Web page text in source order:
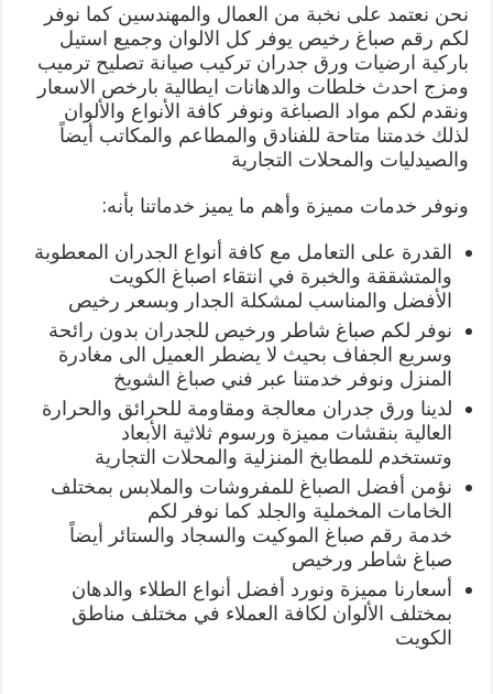
نحن نعتمد على نخبة من العمال والمهندسين كما نوفر
لكم رقم صباغ رخيص يوفر كل الالوان وجميع استيل
باركية ارضيات ورق جدران تركيب صيانة تصليح ترميب
ومزج احدث خلطات والدهانات ايطالية بارخص الاسعار
ونقدم لكم مواد الصباغة ونوفر كافة الأنواع والألوان
لذلك خدمتنا متاحة للفنادق والمطاعم والمكاتب أيضاً
والصيدليات والمحلات التجارية
ونوفر خدمات مميزة وأهم ما يميز خدماتنا بأنه:
القدرة على التعامل مع كافة أنواع الجدران المعطوبة
والمتشققة والخبرة في انتقاء اصباغ الكويت
الأفضل والمناسب لمشكلة الجدار وبسعر رخيص
نوفر لكم صباغ شاطر ورخيص للجدران بدون رائحة
وسريع الجفاف بحيث لا يضطر العميل الى مغادرة
المنزل ونوفر خدمتنا عبر فني صباغ الشويخ
لدينا ورق جدران معالجة ومقاومة للحرائق والحرارة
العالية بنقشات مميزة ورسوم ثلاثية الأبعاد
وتستخدم للمطابخ المنزلية والمحلات التجارية
نؤمن أفضل الصباغ للمفروشات والملابس بمختلف
الخامات المخملية والجلد كما نوفر لكم
خدمة رقم صباغ الموكيت والسجاد والستائر أيضاً
صباغ شاطر ورخيص
أسعارنا مميزة ونورد أفضل أنواع الطلاء والدهان
بمختلف الألوان لكافة العملاء في مختلف مناطق
الكويت